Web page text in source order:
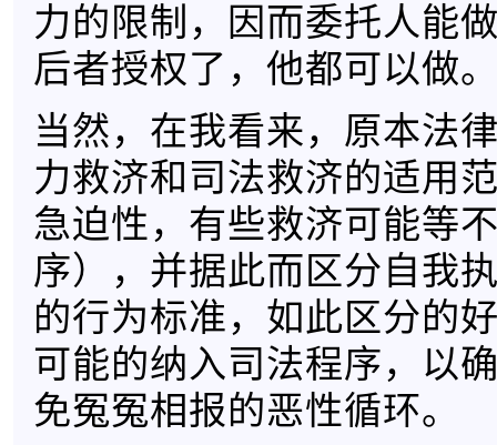
力的限制，因而委托人能
后者授权了，他都可以做
当然，在我看来，原本法
力救济和司法救济的适用
急迫性，有些救济可能等
序），并据此而区分自我
的行为标准，如此区分的
可能的纳入司法程序，以
免冤冤相报的恶性循环。